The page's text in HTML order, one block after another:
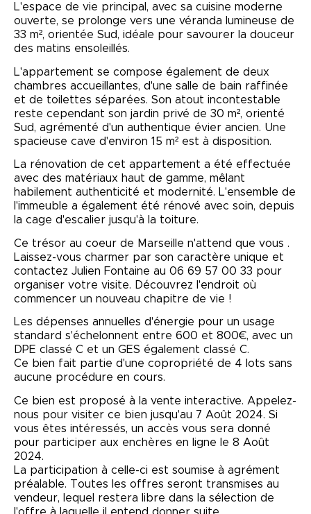
L'espace de vie principal, avec sa cuisine moderne
ouverte, se prolonge vers une véranda lumineuse de
33 m², orientée Sud, idéale pour savourer la douceur
des matins ensoleillés.
L'appartement se compose également de deux
chambres accueillantes, d'une salle de bain raffinée
et de toilettes séparées. Son atout incontestable
reste cependant son jardin privé de 30 m², orienté
Sud, agrémenté d'un authentique évier ancien. Une
spacieuse cave d'environ 15 m² est à disposition.
La rénovation de cet appartement a été effectuée
avec des matériaux haut de gamme, mêlant
habilement authenticité et modernité. L'ensemble de
l'immeuble a également été rénové avec soin, depuis
la cage d'escalier jusqu'à la toiture.
Ce trésor au coeur de Marseille n'attend que vous .
Laissez-vous charmer par son caractère unique et
contactez Julien Fontaine au 06 69 57 00 33 pour
organiser votre visite. Découvrez l'endroit où
commencer un nouveau chapitre de vie !
Les dépenses annuelles d'énergie pour un usage
standard s'échelonnent entre 600 et 800€, avec un
DPE classé C et un GES également classé C.
Ce bien fait partie d'une copropriété de 4 lots sans
aucune procédure en cours.
Ce bien est proposé à la vente interactive. Appelez-
nous pour visiter ce bien jusqu'au 7 Août 2024. Si
vous êtes intéressés, un accès vous sera donné
pour participer aux enchères en ligne le 8 Août
2024.
La participation à celle-ci est soumise à agrément
préalable. Toutes les offres seront transmises au
vendeur, lequel restera libre dans la sélection de